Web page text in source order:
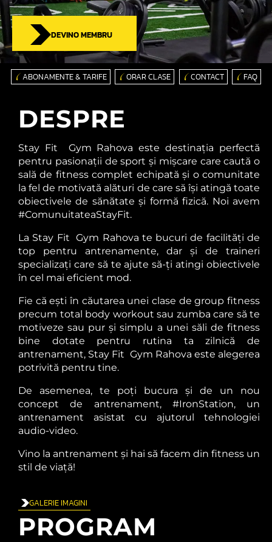
DEVINO MEMBRU
ABONAMENTE & TARIFE ORAR CLASE CONTACT FAQ
DESPRE
Stay Fit Gym Rahova este destinația perfectă
pentru pasionații de sport și mișcare care caută o
sală de fitness complet echipată și o comunitate
la fel de motivată alături de care să își atingă toate
obiectivele de sănătate și formă fizică. Noi avem
#ComunuitateaStayFit.
La Stay Fit Gym Rahova te bucuri de facilități de
top pentru antrenamente, dar și de traineri
specializați care să te ajute să-ți atingi obiectivele
în cel mai eficient mod.
Fie că ești în căutarea unei clase de group fitness
precum total body workout sau zumba care să te
motiveze sau pur și simplu a unei săli de fitness
bine dotate pentru rutina ta zilnică de
antrenament, Stay Fit Gym Rahova este alegerea
potrivită pentru tine.
De asemenea, te poți bucura și de un nou
concept de antrenament, #IronStation, un
antrenament asistat cu ajutorul tehnologiei
audio-video.
Vino la antrenament și hai să facem din fitness un
stil de viață!
GALERIE IMAGINI
PROGRAM